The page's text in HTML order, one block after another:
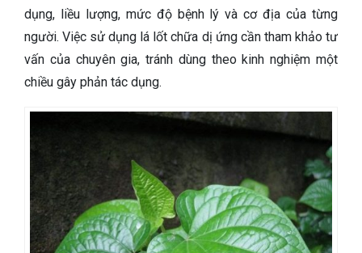
dụng, liều lượng, mức độ bệnh lý và cơ địa của từng
người. Việc sử dụng lá lốt chữa dị ứng cần tham khảo tư
vấn của chuyên gia, tránh dùng theo kinh nghiệm một
chiều gây phản tác dụng.